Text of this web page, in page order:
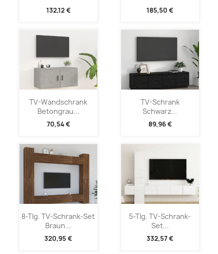
132,12 € 185,50 €
TV-Wandschrank
Betongrau...
70,54 €
TV-Schrank
Schwarz...
89,96 €
8-Tlg. TV-Schrank-Set
Braun...
320,95 €
5-Tlg. TV-Schrank-
Set...
332,57 €